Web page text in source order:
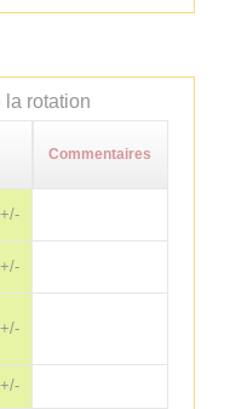
la rotation
Commentaires
+/-
+/-
+/-
+/-